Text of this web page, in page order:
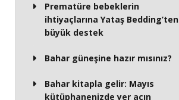
Prematüre bebeklerin
ihtiyaçlarına Yataş Bedding’ten
büyük destek
Bahar güneşine hazır mısınız?
Bahar kitapla gelir: Mayıs
kütüphanenizde yer açın